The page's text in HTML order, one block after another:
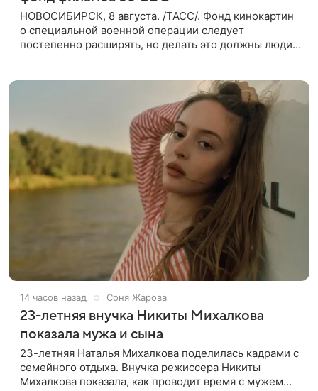
НОВОСИБИРСК, 8 августа. /ТАСС/. Фонд кинокартин
о специальной военной операции следует
постепенно расширять, но делать это должны люди,
14 часов назад Соня Жарова
23-летняя внучка Никиты Михалкова
показала мужа и сына
23-летняя Наталья Михалкова поделилась кадрами с
семейного отдыха. Внучка режиссера Никиты
Михалкова показала, как проводит время с мужем